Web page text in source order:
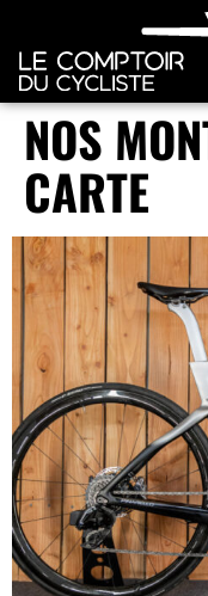
NOS
CARTE